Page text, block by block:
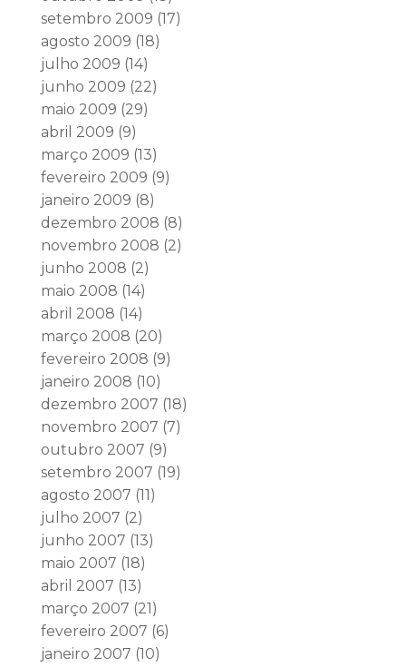
setembro 2009 (17)
agosto 2009 (18)
julho 2009 (14)
junho 2009 (22)
maio 2009 (29)
abril 2009 (9)
março 2009 (13)
fevereiro 2009 (9)
janeiro 2009 (8)
dezembro 2008 (8)
novembro 2008 (2)
junho 2008 (2)
maio 2008 (14)
abril 2008 (14)
março 2008 (20)
fevereiro 2008 (9)
janeiro 2008 (10)
dezembro 2007 (18)
novembro 2007 (7)
outubro 2007 (9)
setembro 2007 (19)
agosto 2007 (11)
julho 2007 (2)
junho 2007 (13)
maio 2007 (18)
abril 2007 (13)
março 2007 (21)
fevereiro 2007 (6)
janeiro 2007 (10)